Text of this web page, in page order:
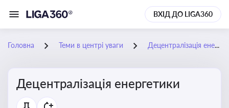
ВХІД ДО LIGA360
Головна Теми в центрі уваги Децентралізація енергетики
Децентралізація енергетики